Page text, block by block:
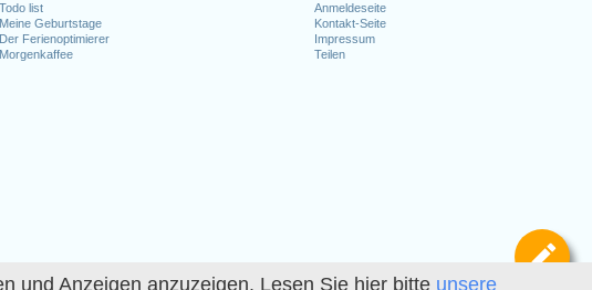
und Anzeigen anzuzeigen. Lesen Sie hier bitte unsere
Todo list
Meine Geburtstage
Der Ferienoptimierer
Morgenkaffee
Anmeldeseite
Kontakt-Seite
Impressum
Teilen